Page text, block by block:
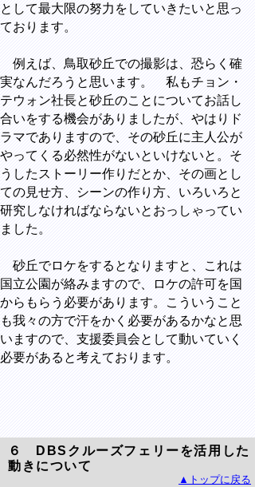
として最大限の努力をしていきたいと思っ
ております。
例えば、鳥取砂丘での撮影は、恐らく確
実なんだろうと思います。 私もチョン・
テウォン社長と砂丘のことについてお話し
合いをする機会がありましたが、やはりド
ラマでありますので、その砂丘に主人公が
やってくる必然性がないといけないと。そ
うしたストーリー作りだとか、その画とし
ての見せ方、シーンの作り方、いろいろと
研究しなければならないとおっしゃってい
ました。
砂丘でロケをするとなりますと、これは
国立公園が絡みますので、ロケの許可を国
からもらう必要があります。こういうこと
も我々の方で汗をかく必要があるかなと思
いますので、支援委員会として動いていく
必要があると考えております。
６ DBSクルーズフェリーを活用した
動きについて
▲トップに戻る